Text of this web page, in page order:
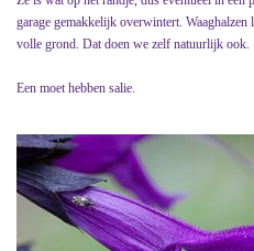
garage gemakkelijk overwintert. Waaghalzen
volle grond. Dat doen we zelf natuurlijk ook.
Een moet hebben salie.